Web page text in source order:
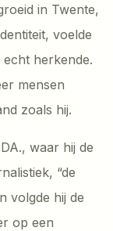
in Twente,
voelde
echt herkende.
mensen
zoals hij.
waar hij de
“de
volgde hij de
op een